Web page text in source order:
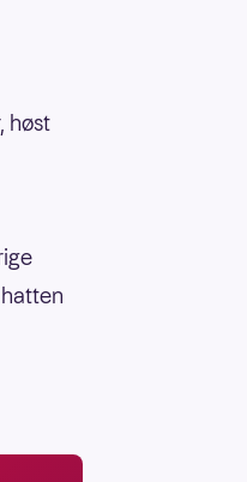
høst